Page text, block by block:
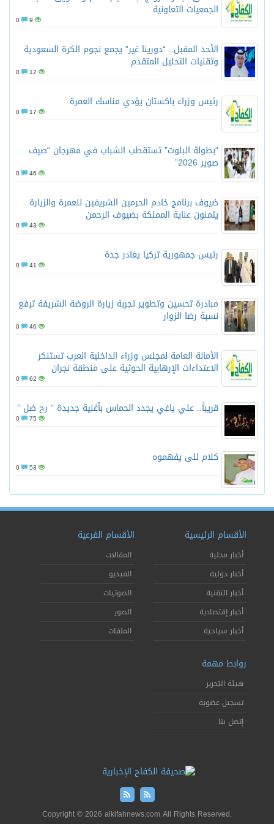
الجمعيات التعاونية
9
الأحد المقبل.. “دورينا غير” يجمع نجوم الكرة السعودية
وتقنيات التحليل المتقدم
12
رئيس وزراء باكستان يؤدي مناسك العمرة
17
“بطولة البلوت” تستقطب الشباب في مهرجان “صيف
صوير 2026”
46
ضيوف برنامج خادم الحرمين الشريفين للعمرة والزيارة
يثمنون عناية المملكة بضيوف الرحمن
43
رئيس جمهورية تركيا يغادر جدة
41
مبادرة تحسين وتطوير تجربة زيارة الروضة الشريفة ترفع
نسبة رضا الزوار
46
الأمانة العامة لمجلس وزراء الداخلية العرب تستنكر
الاعتداءات الإرهابية الحوثية على منطقة نجران
62
قريباً.. علي ياغي يجدد الحماس بأغنية جديدة ” رح ضل ”
75
كلام للى يفهموه
53
الأقسام الرئيسية
أخبار محلية
أخبار دولية
أخبار التقنية
أخبار إقتصادية
أخبار سياحية
الأقسام الفرعية
المقالات
الفيديو
الصوتيات
الصور
الملفات
روابط مهمة
هيئة التحرير
تسجيل عضوية
إتصل بنا
Copyright © 2026 alkifahnews.com All Rights Reserved.